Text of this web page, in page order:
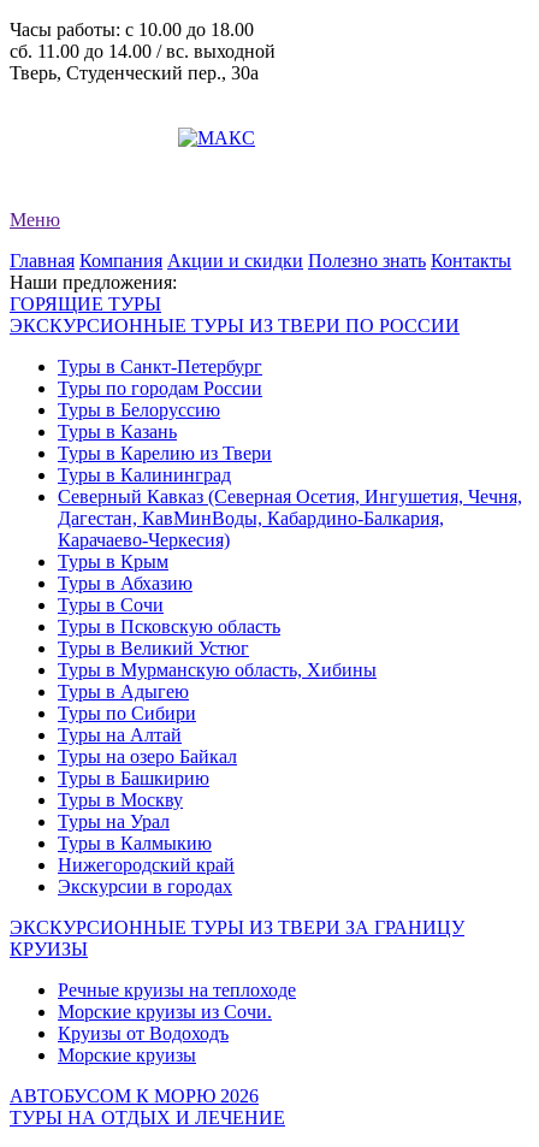
Часы работы: c 10.00 до 18.00
сб. 11.00 до 14.00 / вс. выходной
Тверь, Студенческий пер., 30а
Меню
Главная Компания Акции и скидки Полезно знать Контакты
Наши предложения:
ГОРЯЩИЕ ТУРЫ
ЭКСКУРСИОННЫЕ ТУРЫ ИЗ ТВЕРИ ПО РОССИИ
Туры в Санкт-Петербург
Туры по городам России
Туры в Белоруссию
Туры в Казань
Туры в Карелию из Твери
Туры в Калининград
Северный Кавказ (Северная Осетия, Ингушетия, Чечня,
Дагестан, КавМинВоды, Кабардино-Балкария,
Карачаево-Черкесия)
Туры в Крым
Туры в Абхазию
Туры в Сочи
Туры в Псковскую область
Туры в Великий Устюг
Туры в Мурманскую область, Хибины
Туры в Адыгею
Туры по Сибири
Туры на Алтай
Туры на озеро Байкал
Туры в Башкирию
Туры в Москву
Туры на Урал
Туры в Калмыкию
Нижегородский край
Экскурсии в городах
ЭКСКУРСИОННЫЕ ТУРЫ ИЗ ТВЕРИ ЗА ГРАНИЦУ
КРУИЗЫ
Речные круизы на теплоходе
Морские круизы из Сочи.
Круизы от Водоходъ
Морские круизы
АВТОБУСОМ К МОРЮ 2026
ТУРЫ НА ОТДЫХ И ЛЕЧЕНИЕ